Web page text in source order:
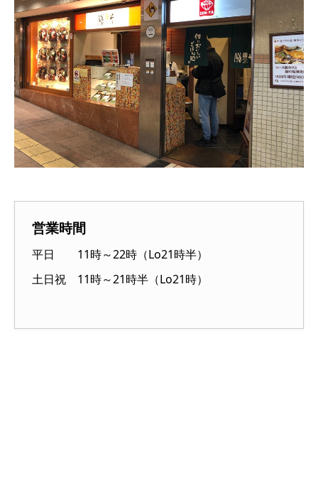
営業時間
平日 11時～22時（Lo21時半）
土日祝 11時～21時半（Lo21時）